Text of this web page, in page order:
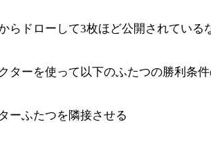
らドローして3枚ほど公開されている
ターを使って以下のふたつの勝利条
ーふたつを隣接させる